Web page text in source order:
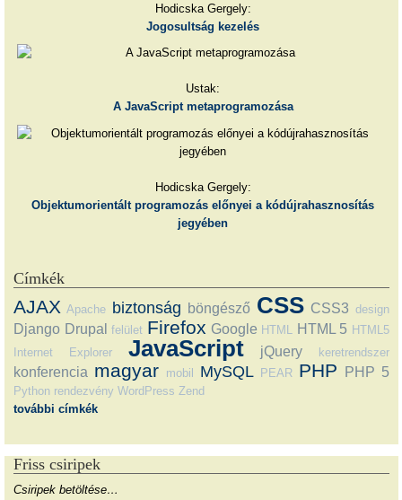
Hodicska Gergely:
Jogosultság kezelés
Ustak:
A JavaScript metaprogramozása
Hodicska Gergely:
Objektumorientált programozás előnyei a kódújrahasznosítás
jegyében
Címkék
AJAX Apache biztonság böngésző CSS CSS3 design
Django Drupal felület Firefox Google HTML HTML 5 HTML5
Internet Explorer
JavaScript jQuery keretrendszer
konferencia magyar mobil MySQL PEAR PHP PHP 5
Python rendezvény WordPress Zend
további címkék
Friss csiripek
Csiripek betöltése…